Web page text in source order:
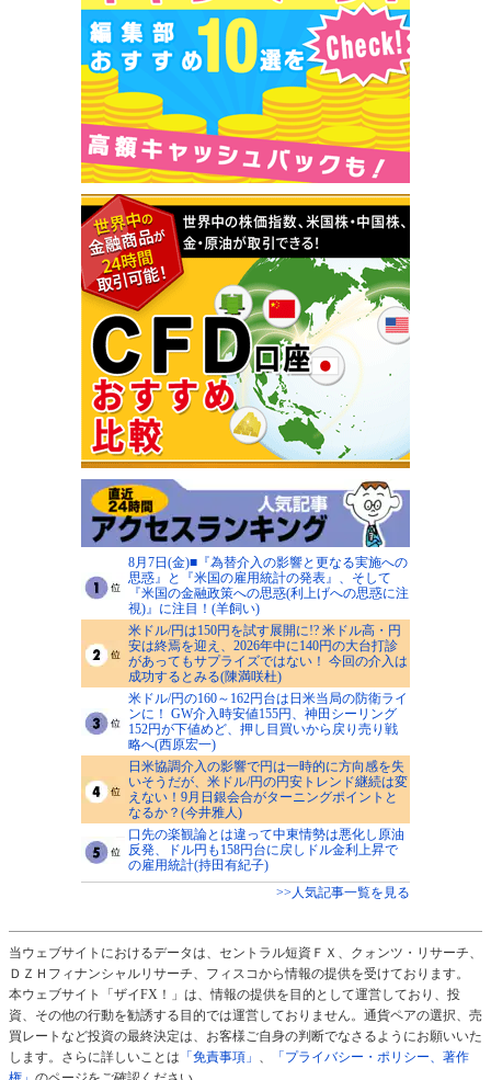
8月7日(金)■『為替介入の影響と更なる実施への
思惑』と『米国の雇用統計の発表』、そして
『米国の金融政策への思惑(利上げへの思惑に注
視)』に注目！(羊飼い)
米ドル/円は150円を試す展開に!? 米ドル高・円
安は終焉を迎え、2026年中に140円の大台打診
があってもサプライズではない！ 今回の介入は
成功するとみる(陳満咲杜)
米ドル/円の160～162円台は日米当局の防衛ライ
ンに！ GW介入時安値155円、神田シーリング
152円が下値めど、押し目買いから戻り売り戦
略へ(西原宏一)
日米協調介入の影響で円は一時的に方向感を失
いそうだが、米ドル/円の円安トレンド継続は変
えない！9月日銀会合がターニングポイントと
なるか？(今井雅人)
口先の楽観論とは違って中東情勢は悪化し原油
反発、ドル円も158円台に戻しドル金利上昇で
の雇用統計(持田有紀子)
>>人気記事一覧を見る
当ウェブサイトにおけるデータは、セントラル短資ＦＸ、クォンツ・リサーチ、
ＤＺＨフィナンシャルリサーチ、フィスコから情報の提供を受けております。
本ウェブサイト「ザイFX！」は、情報の提供を目的として運営しており、投
資、その他の行動を勧誘する目的では運営しておりません。通貨ペアの選択、売
買レートなど投資の最終決定は、お客様ご自身の判断でなさるようにお願いいた
します。さらに詳しいことは 「免責事項」 、
「プライバシー・ポリシー、著作